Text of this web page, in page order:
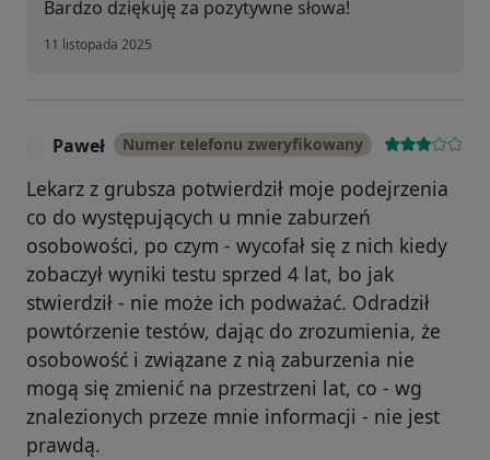
Bardzo dziękuję za pozytywne słowa!
11 listopada 2025
Paweł Numer telefonu zweryfikowany
Lekarz z grubsza potwierdził moje podejrzenia
co do występujących u mnie zaburzeń
osobowości, po czym - wycofał się z nich kiedy
zobaczył wyniki testu sprzed 4 lat, bo jak
stwierdził - nie może ich podważać. Odradził
powtórzenie testów, dając do zrozumienia, że
osobowość i związane z nią zaburzenia nie
mogą się zmienić na przestrzeni lat, co - wg
znalezionych przeze mnie informacji - nie jest
prawdą.